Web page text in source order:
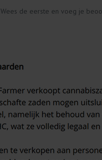
Wees de eerste en voeg je